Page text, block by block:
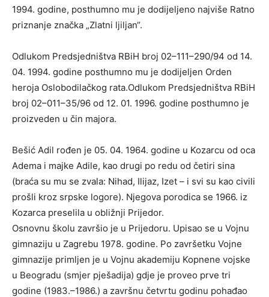
1994. godine, posthumno mu je dodijeljeno najviše Ratno
priznanje značka „Zlatni ljiljan“.
Odlukom Predsjedništva RBiH broj 02–111–290/94 od 14.
04. 1994. godine posthumno mu je dodijeljen Orden
heroja Oslobodilačkog rata.Odlukom Predsjedništva RBiH
broj 02–011–35/96 od 12. 01. 1996. godine posthumno je
proizveden u čin majora.
Bešić Adil rođen je 05. 04. 1964. godine u Kozarcu od oca
Adema i majke Adile, kao drugi po redu od četiri sina
(braća su mu se zvala: Nihad, Ilijaz, Izet – i svi su kao civili
prošli kroz srpske logore). Njegova porodica se 1966. iz
Kozarca preselila u obližnji Prijedor.
Osnovnu školu završio je u Prijedoru. Upisao se u Vojnu
gimnaziju u Zagrebu 1978. godine. Po završetku Vojne
gimnazije primljen je u Vojnu akademiju Kopnene vojske
u Beogradu (smjer pješadija) gdje je proveo prve tri
godine (1983.–1986.) a završnu četvrtu godinu pohađao